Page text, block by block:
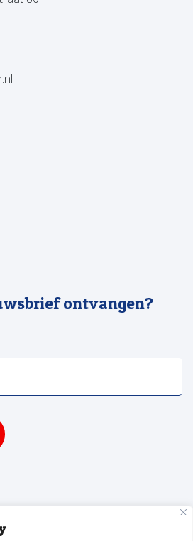
ontvangen?